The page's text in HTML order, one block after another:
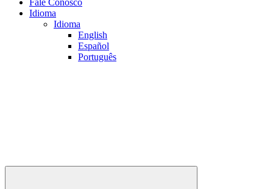
Fale Conosco
Idioma
Idioma
English
Español
Português